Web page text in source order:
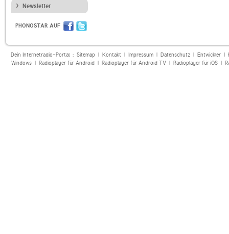
Newsletter
PHONOSTAR AUF
Dein Internetradio-Portal : Sitemap| Kontakt| Impressum| Datenschutz| Entwickler|
Windows| Radioplayer für Android| Radioplayer für Android TV| Radioplayer für iOS|